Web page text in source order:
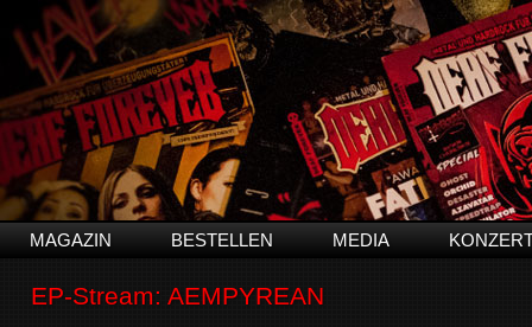
MAGAZIN BESTELLEN MEDIA
EP-Stream: AEMPYREAN